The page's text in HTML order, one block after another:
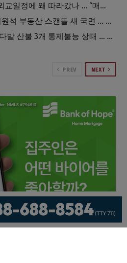
미셸 스틸 남편, 대사 외교일정에 왜 따라갔나 … “매우 이례적”
[단독] ‘수천만 달러’ 김원석 부동산 스캔들 새 국면 … 한인 투자자들 소송 잇따라 ‘디폴트’ 절차
워싱턴주 스포캔 동시다발 산불 3개 통제불능 상태 … 이재민 수십만명
PREV NEXT